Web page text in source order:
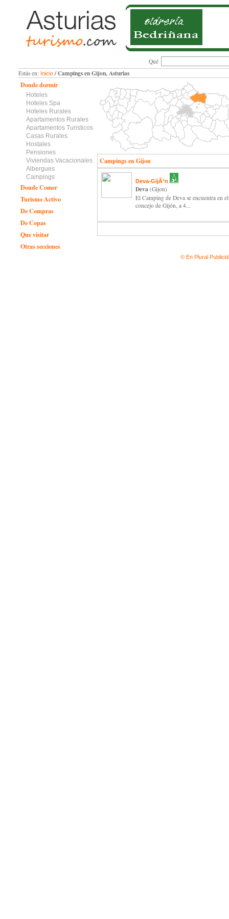
Qué
Estás en: Inicio/ Campings en Gijon, Asturias
Donde dormir
Hoteles
Hoteles Spa
Hoteles Rurales
Apartamentos Rurales
Apartamentos Turisticos
Casas Rurales
Hostales
Pensiones
Viviendas Vacacionales
Albergues
Campings
Donde Comer
Turismo Activo
De Compras
De Copas
Que visitar
Otras secciones
Campings en Gijon
Deva-GijÃ³n
Deva(Gijon)
El Camping de Deva se encuentra en el
concejo de Gijón, a 4...
© En Plural